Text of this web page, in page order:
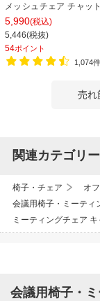
メッシュチェア チャッ
バーサポート オフィス
チェア 会議椅子 幅580×
さ835-930mm
5,990(税込)
5,446(税抜)
54ポイント
1,074件
売れ
関連カテゴリー
椅子・チェア
オ
会議用椅子・ミーティ
ミーティングチェア
会議用椅子・